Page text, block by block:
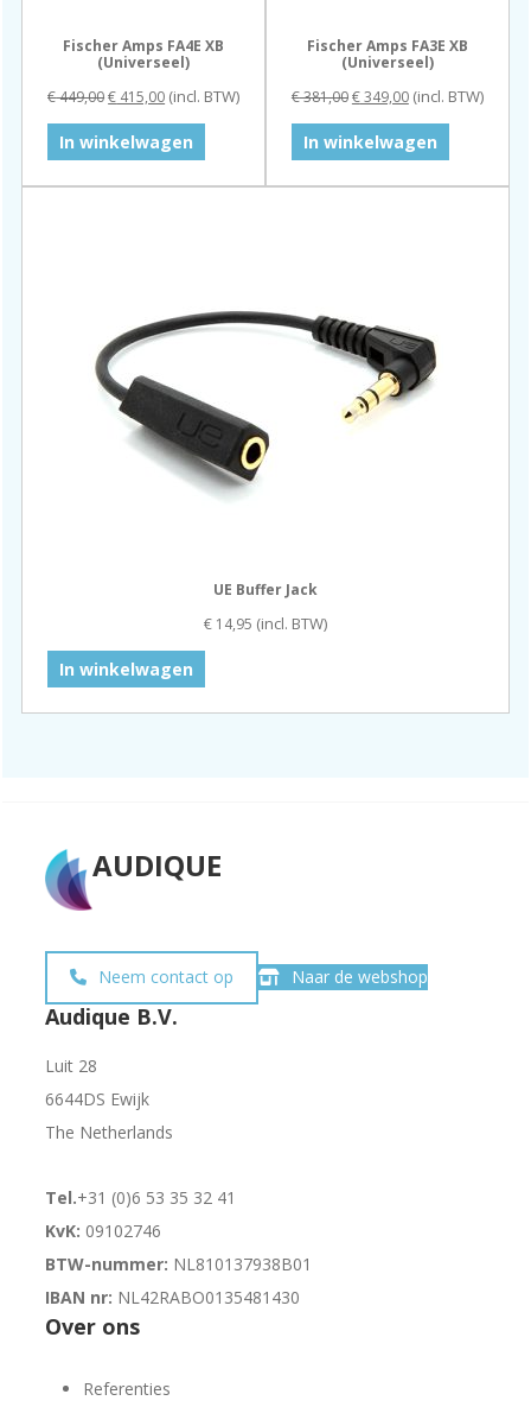
Fischer Amps FA4E XB
(Universeel)
€449,00Oorspronkelijke
was:
€ 449,00.
€ 415,00Huidige
is:
€ 415,00.
(incl. BTW)
In winkelwagen
Fischer Amps FA3E XB
(Universeel)
€381,00Oorspronkelijke
was:
€ 381,00.
€349,00Huidige
is:
€ 349,00.
(incl. BTW)
In winkelwagen
UE Buffer Jack
€ 14,95 (incl. BTW)
In winkelwagen
AUDIQUE
Neem contact op Naar de webshop
Audique B.V.
Luit 28
6644DS Ewijk
The Netherlands
Tel.+31 (0)6 53 35 32 41
KvK: 09102746
BTW-nummer: NL810137938B01
IBAN nr: NL42RABO0135481430
Over ons
Referenties